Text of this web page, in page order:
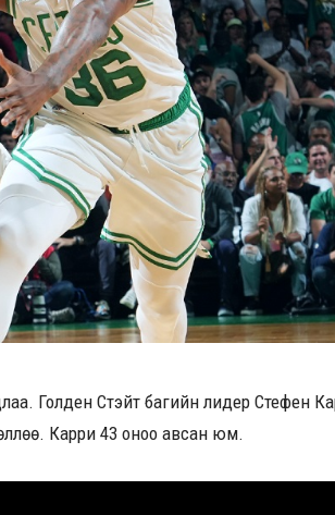
Голден Стэйт багийн лидер Стефен
Карри 43 оноо авсан юм.